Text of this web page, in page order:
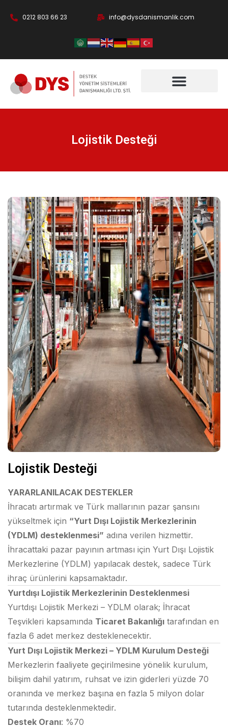
0212 803 66 23 info@dysdanismanlik.com
Lojistik Desteği
Lojistik Desteği
YARARLANILACAK DESTEKLER
İhracatı artırmak ve Türk mallarının pazar şansını
yükseltmek için “Yurt Dışı Lojistik Merkezlerinin
(YDLM) desteklenmesi” adına verilen hizmettir.
İhracattaki pazar payının artması için Yurt Dışı Lojistik
Merkezlerine (YDLM) yapılacak destek, sadece Türk
ihraç ürünlerini kapsamaktadır.
Yurtdışı Lojistik Merkezlerinin Desteklenmesi
Yurtdışı Lojistik Merkezi – YDLM olarak; İhracat
Teşvikleri kapsamında Ticaret Bakanlığı tarafından en
fazla 6 adet merkez desteklenecektir.
Yurt Dışı Lojistik Merkezi – YDLM Kurulum Desteği
Merkezlerin faaliyete geçirilmesine yönelik kurulum,
bilişim dahil yatırım, ruhsat ve izin giderleri yüzde 70
oranında ve merkez başına en fazla 5 milyon dolar
tutarında desteklenmektedir.
Destek Oranı: %70